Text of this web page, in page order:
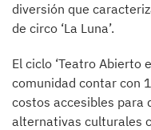
diversión que
de circo ‘La Luna’.
El ciclo ‘Teatro Abierto
comunidad contar con
costos accesibles para
alternativas culturales